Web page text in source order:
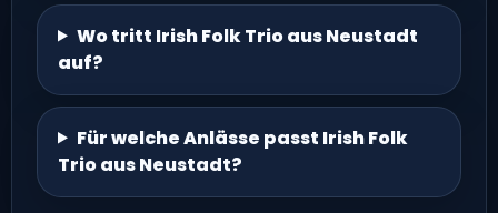
Wo tritt Irish Folk Trio aus Neustadt
auf?
Für welche Anlässe passt Irish Folk
Trio aus Neustadt?